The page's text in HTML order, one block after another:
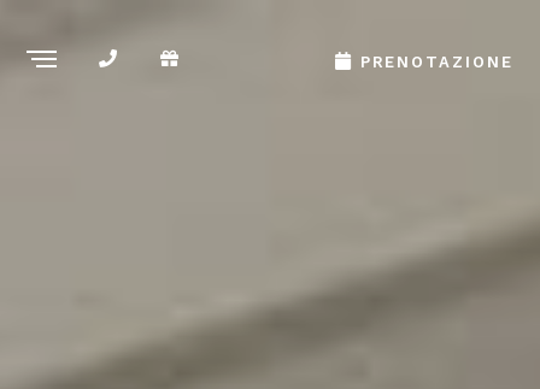
PRENOTAZIONE